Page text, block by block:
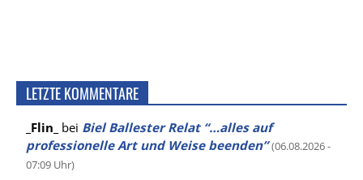
LETZTE KOMMENTARE
_Flin_ bei Biel Ballester Relat “…alles auf
professionelle Art und Weise beenden” (06.08.2026 -
07:09 Uhr)